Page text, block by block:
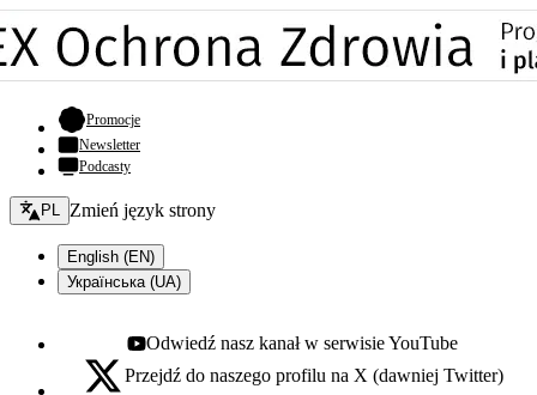
Promocje- otwiera się w nowej karcie
Newsletter
Podcasty
Zmień język - bieżący:
PL Zmień język strony
English (EN)
Українська (UA)
Youtube - otwiera się w nowej karcie
Odwiedź nasz kanał w serwisie YouTube
X - otwiera się w nowej karcie
Przejdź do naszego profilu na X (dawniej Twitter)